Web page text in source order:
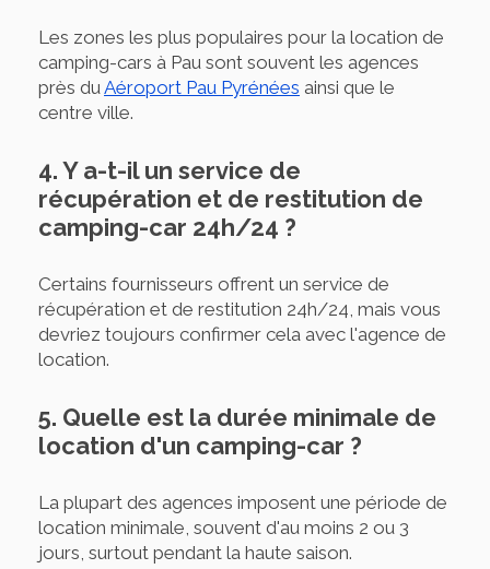
Les zones les plus populaires pour la location de
camping-cars à Pau sont souvent les agences
près duAéroport Pau Pyrénées ainsi que le
centre ville.
4. Y a-t-il un service de
récupération et de restitution de
camping-car 24h/24 ?
Certains fournisseurs offrent un service de
récupération et de restitution 24h/24, mais vous
devriez toujours confirmer cela avec l'agence de
location.
5. Quelle est la durée minimale de
location d'un camping-car ?
La plupart des agences imposent une période de
location minimale, souvent d'au moins 2 ou 3
jours, surtout pendant la haute saison.